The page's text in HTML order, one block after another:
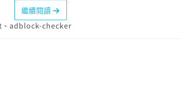
繼續閱讀
、 adblock-checker